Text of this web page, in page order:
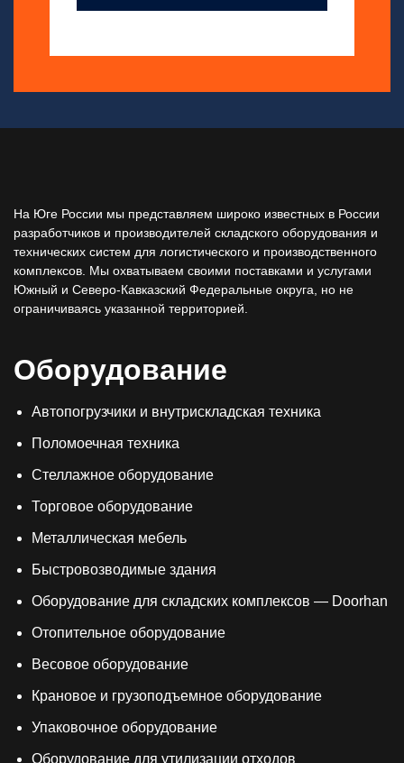
На Юге России мы представляем широко известных в России
разработчиков и производителей складского оборудования и
технических систем для логистического и производственного
комплексов. Мы охватываем своими поставками и услугами
Южный и Северо-Кавказский Федеральные округа, но не
ограничиваясь указанной территорией.
Оборудование
Автопогрузчики и внутрискладская техника
Поломоечная техника
Стеллажное оборудование
Торговое оборудование
Металлическая мебель
Быстровозводимые здания
Оборудование для складских комплексов — Doorhan
Отопительное оборудование
Весовое оборудование
Крановое и грузоподъемное оборудование
Упаковочное оборудование
Оборудование для утилизации отходов